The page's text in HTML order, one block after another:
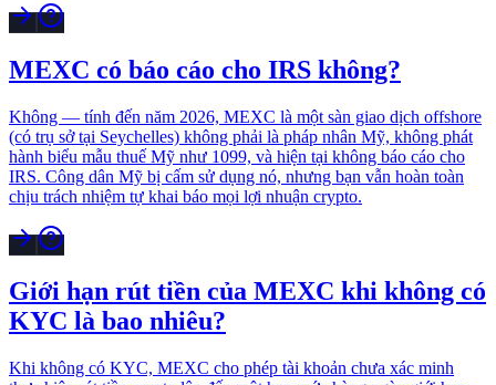
MEXC có báo cáo cho IRS không?
Không — tính đến năm 2026, MEXC là một sàn giao dịch offshore
(có trụ sở tại Seychelles) không phải là pháp nhân Mỹ, không phát
hành biểu mẫu thuế Mỹ như 1099, và hiện tại không báo cáo cho
IRS. Công dân Mỹ bị cấm sử dụng nó, nhưng bạn vẫn hoàn toàn
chịu trách nhiệm tự khai báo mọi lợi nhuận crypto.
Giới hạn rút tiền của MEXC khi không có
KYC là bao nhiêu?
Khi không có KYC, MEXC cho phép tài khoản chưa xác minh